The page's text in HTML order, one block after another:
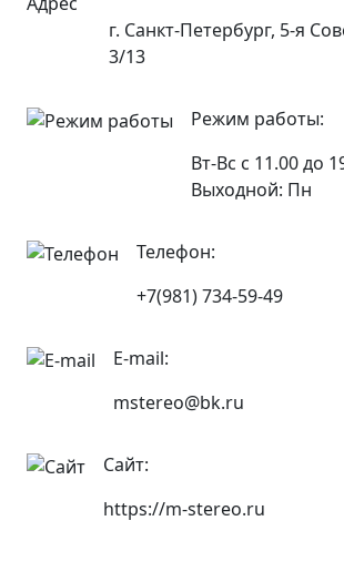
г. Санкт-Петербург, 5-я
3/13
Режим работы:
Вт-Вс с 11.00 до
Выходной: Пн
Телефон:
+7(981) 734-59-49
E-mail:
mstereo@bk.ru
Сайт:
https://m-stereo.ru